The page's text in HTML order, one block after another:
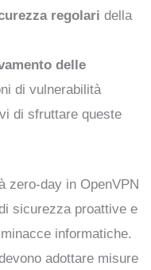
regolari della
delle
di vulnerabilità
di sfruttare queste
zero-day in OpenVPN
sicurezza proattive e
informatiche.
adottare misure